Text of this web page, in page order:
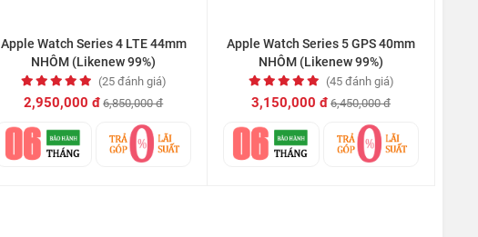
Apple Watch Series 4 LTE 44mm
NHÔM (Likenew 99%)
(25 đánh giá)
2,950,000 đ 6,850,000 đ
Apple Watch Series 5 GPS 40mm
NHÔM (Likenew 99%)
(45 đánh giá)
3,150,000 đ 6,450,000 đ